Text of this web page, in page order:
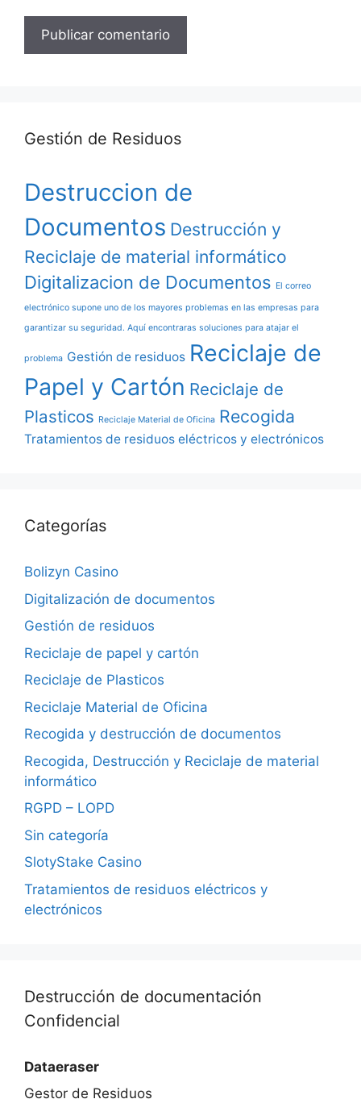
Gestión de Residuos
Destruccion de
Documentos Destrucción y
Reciclaje de material informático
Digitalizacion de Documentos El correo
electrónico supone uno de los mayores problemas en las empresas para
garantizar su seguridad. Aquí encontraras soluciones para atajar el
problema Gestión de residuos Reciclaje de
Papel y Cartón Reciclaje de
Plasticos Reciclaje Material de Oficina Recogida
Tratamientos de residuos eléctricos y electrónicos
Categorías
Bolizyn Casino
Digitalización de documentos
Gestión de residuos
Reciclaje de papel y cartón
Reciclaje de Plasticos
Reciclaje Material de Oficina
Recogida y destrucción de documentos
Recogida, Destrucción y Reciclaje de material
informático
RGPD – LOPD
Sin categoría
SlotyStake Casino
Tratamientos de residuos eléctricos y
electrónicos
Destrucción de documentación
Confidencial
Dataeraser
Gestor de Residuos